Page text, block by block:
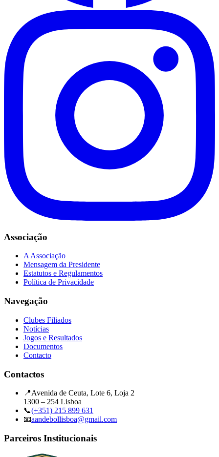
Associação
A Associação
Mensagem da Presidente
Estatutos e Regulamentos
Política de Privacidade
Navegação
Clubes Filiados
Notícias
Jogos e Resultados
Documentos
Contacto
Contactos
📍Avenida de Ceuta, Lote 6, Loja 2
1300 – 254 Lisboa
📞(+351) 215 899 631
📧aandebollisboa@gmail.com
Parceiros Institucionais